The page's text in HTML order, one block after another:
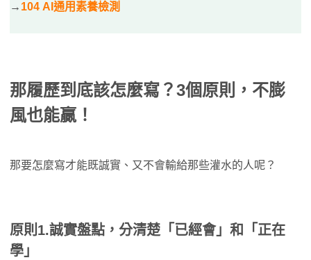
→ 104 AI通用素養檢測
那履歷到底該怎麼寫？3個原則，不膨
風也能贏！
那要怎麼寫才能既誠實、又不會輸給那些灌水的人呢？
原則1.誠實盤點，分清楚「已經會」和「正在
學」